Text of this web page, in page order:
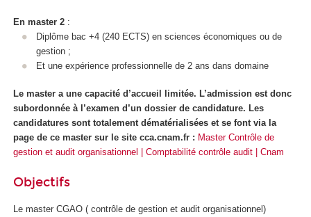
En master 2 :
Diplôme bac +4 (240 ECTS) en sciences économiques ou de
gestion ;
Et une expérience professionnelle de 2 ans dans domaine
Le master a une capacité d’accueil limitée. L’admission est donc
subordonnée à l’examen d’un dossier de candidature. Les
candidatures sont totalement dématérialisées et se font via la
page de ce master sur le site cca.cnam.fr : Master Contrôle de
gestion et audit organisationnel | Comptabilité contrôle audit | Cnam
Objectifs
Le master CGAO ( contrôle de gestion et audit organisationnel)